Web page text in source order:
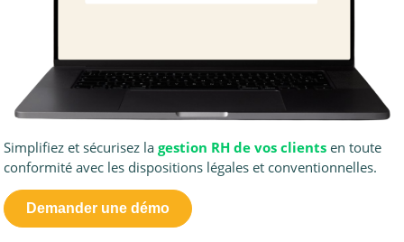
Simplifiez et sécurisez la gestion RH de vos clients en toute
conformité avec les dispositions légales et conventionnelles.
Demander une démo